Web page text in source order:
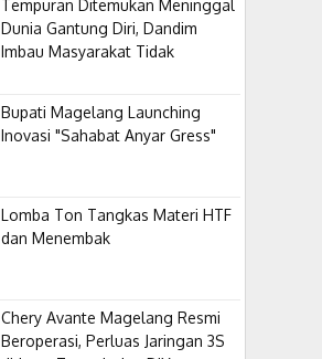
Tempuran Ditemukan Meninggal
Dunia Gantung Diri, Dandim
Imbau Masyarakat Tidak
Bupati Magelang Launching
Inovasi "Sahabat Anyar Gress"
Lomba Ton Tangkas Materi HTF
dan Menembak
​Chery Avante Magelang Resmi
Beroperasi, Perluas Jaringan 3S